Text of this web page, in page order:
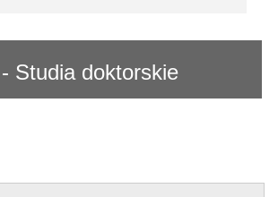
Studia doktorskie